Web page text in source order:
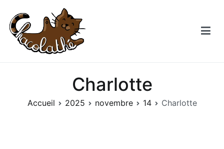
contenu
Charlotte
Accueil 2025 novembre 14 Charlotte